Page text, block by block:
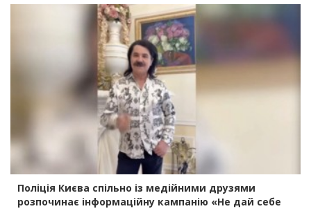
Поліція Києва спільно із медійними друзями
розпочинає інформаційну кампанію «Не дай себе